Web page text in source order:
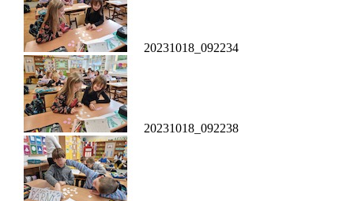
20231018_092234
20231018_092238